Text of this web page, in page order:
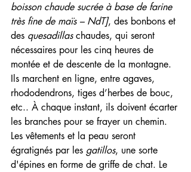
boisson chaude sucrée à base de farine
très fine de maïs – NdT], des bonbons et
des quesadillas chaudes, qui seront
nécessaires pour les cinq heures de
montée et de descente de la montagne.
Ils marchent en ligne, entre agaves,
rhododendrons, tiges d’herbes de bouc,
etc.. À chaque instant, ils doivent écarter
les branches pour se frayer un chemin.
Les vêtements et la peau seront
égratignés par les gatillos, une sorte
d'épines en forme de griffe de chat. Le